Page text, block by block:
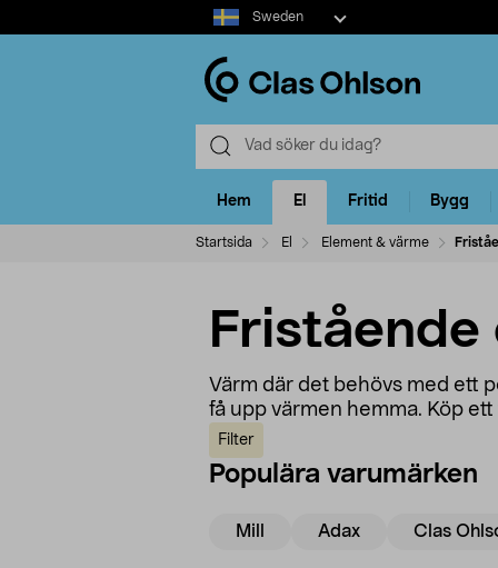
Select
market
Sweden
Hem El Fritid Bygg
Startsida El Element & värme
Värm där det behövs med ett
få upp värmen hemma. Köp
Filter
Populära varumärken
Mill Adax Clas